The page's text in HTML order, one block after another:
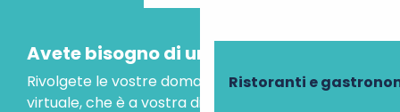
Ristoranti e
Avete bisogno di un consiglio?
Rivolgete le vostre domande al nostro assistente
virtuale, che è a vostra disposizione per aiutarvi.